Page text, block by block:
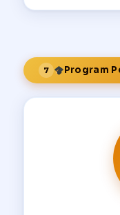
7 Program